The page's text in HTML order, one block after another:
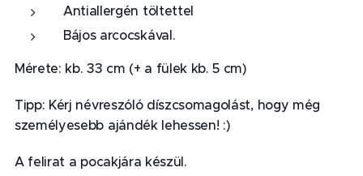
Antiallergén töltettel
Bájos arcocskával.
Mérete: kb. 33 cm (+ a fülek kb. 5 cm)
Tipp: Kérj névreszóló díszcsomagolást, hogy még
személyesebb ajándék lehessen! :)
A felirat a pocakjára készül.